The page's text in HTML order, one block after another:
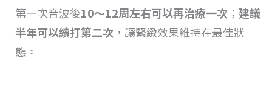
第一次音波後10～12周左右可以再治療一次 ； 建議
半年可以續打第二次 ，讓緊緻效果維持在最佳狀
態。